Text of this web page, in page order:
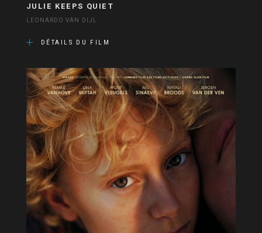
JULIE KEEPS QUIET
LEONARDO VAN DIJL
DÉTAILS DU FILM